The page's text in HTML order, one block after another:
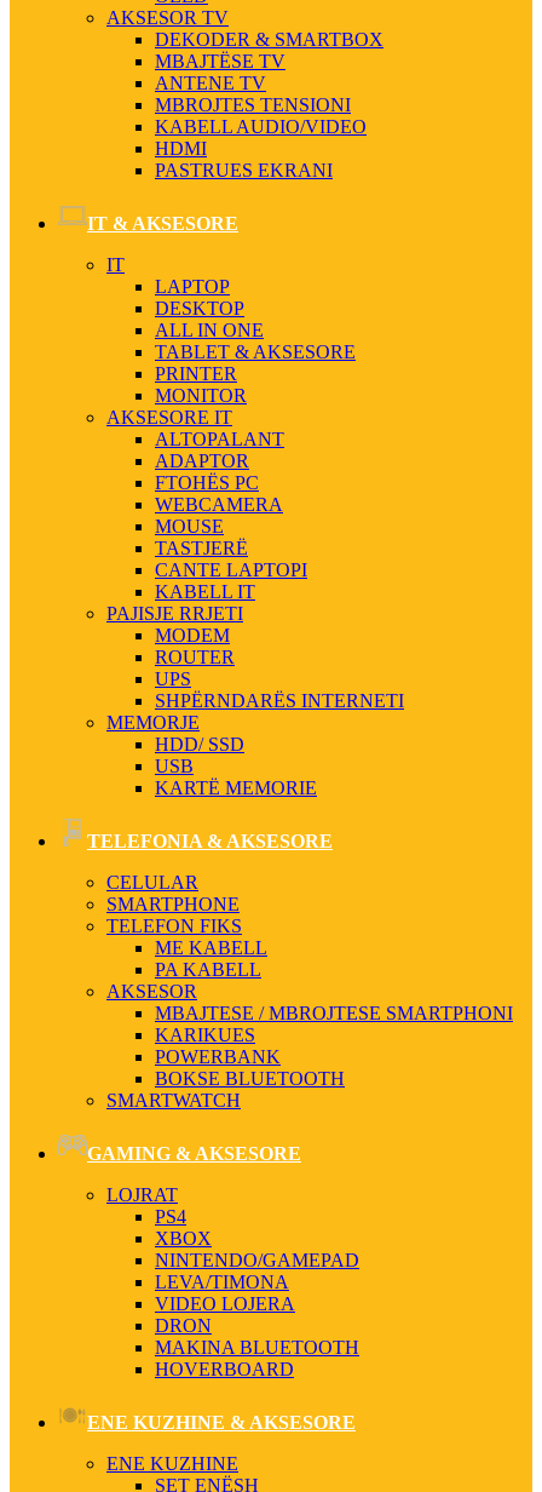
AKSESOR TV
DEKODER & SMARTBOX
MBAJTËSE TV
ANTENE TV
MBROJTES TENSIONI
KABELL AUDIO/VIDEO
HDMI
PASTRUES EKRANI
IT & AKSESORE
IT
LAPTOP
DESKTOP
ALL IN ONE
TABLET & AKSESORE
PRINTER
MONITOR
AKSESORE IT
ALTOPALANT
ADAPTOR
FTOHËS PC
WEBCAMERA
MOUSE
TASTJERË
CANTE LAPTOPI
KABELL IT
PAJISJE RRJETI
MODEM
ROUTER
UPS
SHPËRNDARËS INTERNETI
MEMORJE
HDD/ SSD
USB
KARTË MEMORIE
TELEFONIA & AKSESORE
CELULAR
SMARTPHONE
TELEFON FIKS
ME KABELL
PA KABELL
AKSESOR
MBAJTESE / MBROJTESE SMARTPHONI
KARIKUES
POWERBANK
BOKSE BLUETOOTH
SMARTWATCH
GAMING & AKSESORE
LOJRAT
PS4
XBOX
NINTENDO/GAMEPAD
LEVA/TIMONA
VIDEO LOJERA
DRON
MAKINA BLUETOOTH
HOVERBOARD
ENE KUZHINE & AKSESORE
ENE KUZHINE
SET ENËSH